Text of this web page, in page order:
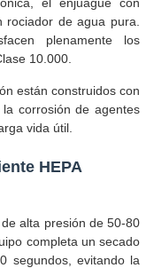
de agua pura.
plenamente los
10.000.
están construidos con
corrosión de agentes
vida útil.
HEPA
alta presión de 50-80
completa un secado
segundos, evitando la